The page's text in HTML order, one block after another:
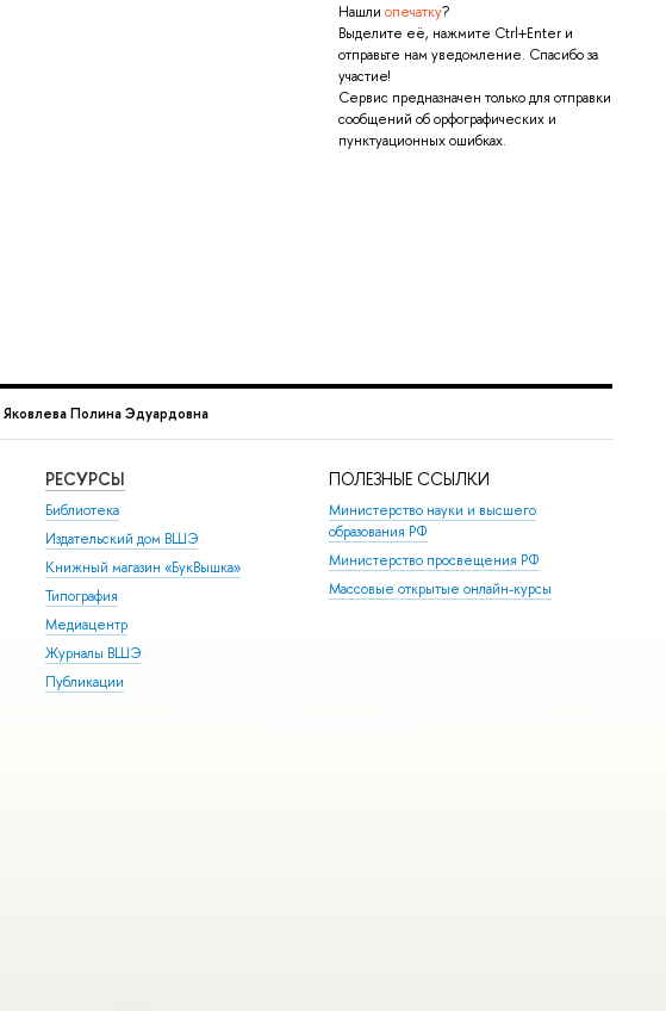
Нашли опечатку?
Выделите её, нажмите Ctrl+Enter и
отправьте нам уведомление. Спасибо за
участие!
Сервис предназначен только для отправки
сообщений об орфографических и
пунктуационных ошибках.
Яковлева Полина Эдуардовна
РЕСУРСЫ
Библиотека
Издательский дом ВШЭ
Книжный магазин «БукВышка»
Типография
Медиацентр
Журналы ВШЭ
Публикации
ПОЛЕЗНЫЕ ССЫЛКИ
Министерство науки и высшего
образования РФ
Министерство просвещения РФ
Массовые открытые онлайн-курсы